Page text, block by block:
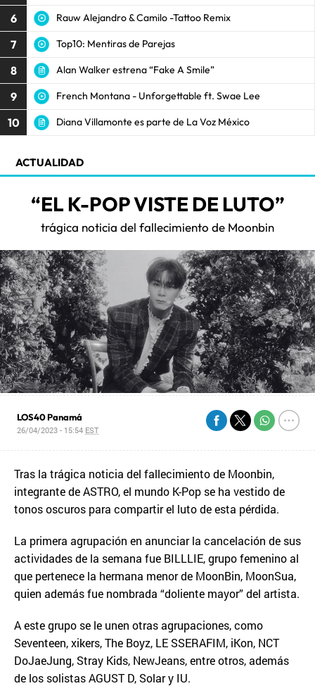
6 Rauw Alejandro & Camilo -Tattoo Remix
7 Top10: Mentiras de Parejas
8 Alan Walker estrena “Fake A Smile”
9 French Montana - Unforgettable ft. Swae Lee
10 Diana Villamonte es parte de La Voz México
ACTUALIDAD
“EL K-POP VISTE DE LUTO”
trágica noticia del fallecimiento de Moonbin
LOS40 Panamá
26/04/2023 - 15:54 EST
Tras la trágica noticia del fallecimiento de Moonbin,
integrante de ASTRO, el mundo K-Pop se ha vestido de
tonos oscuros para compartir el luto de esta pérdida.
La primera agrupación en anunciar la cancelación de sus
actividades de la semana fue BILLLIE, grupo femenino al
que pertenece la hermana menor de MoonBin, MoonSua,
quien además fue nombrada “doliente mayor” del artista.
A este grupo se le unen otras agrupaciones, como
Seventeen, xikers, The Boyz, LE SSERAFIM, iKon, NCT
DoJaeJung, Stray Kids, NewJeans, entre otros, además
de los solistas AGUST D, Solar y IU.